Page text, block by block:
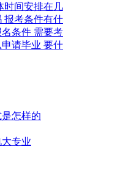
时间安排在几
报考条件有什
条件 需要考
请毕业 要什
怎样的
专业